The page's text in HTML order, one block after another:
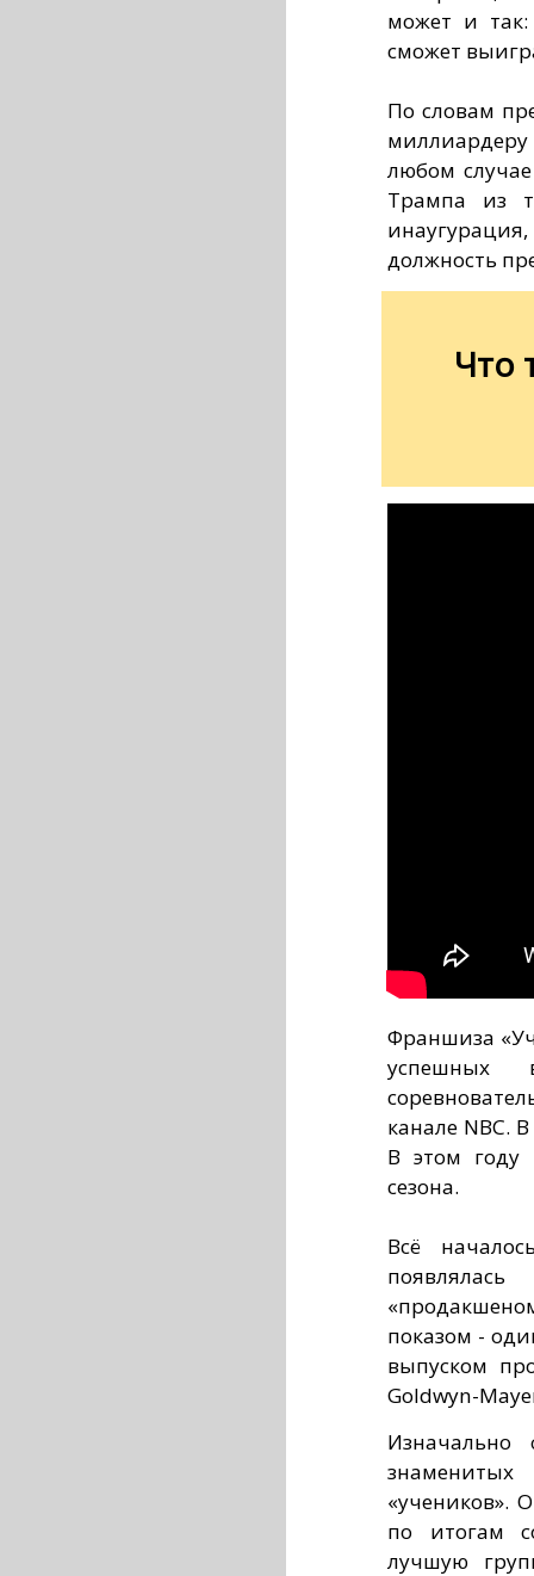
может и
сможет
По словам
любом
Трампа из
должность
Что
Франшиза
успешных
канале NBC.
В этом году
сезона.
Всё
показом -
выпуском
Goldwyn-
Изначально
«учеников».
по итогам
лучшую